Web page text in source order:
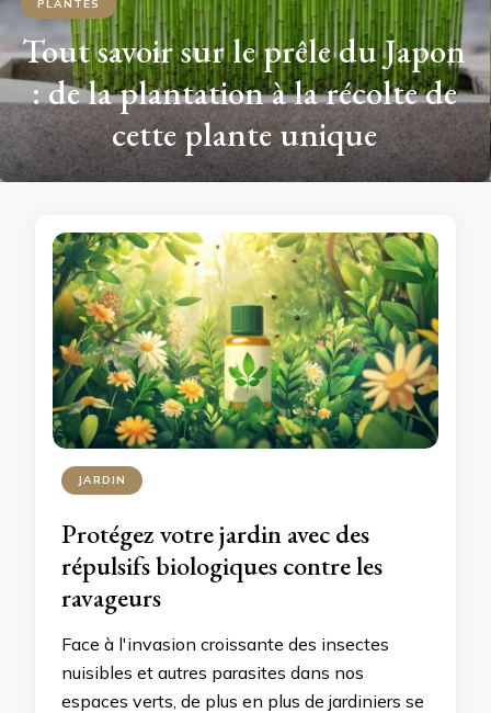
PLANTES
Tout savoir sur le prêle du Japon
: de la plantation à la récolte de
cette plante unique
JARDIN
Protégez votre jardin avec des
répulsifs biologiques contre les
ravageurs
Face à l'invasion croissante des insectes
nuisibles et autres parasites dans nos
espaces verts, de plus en plus de jardiniers se